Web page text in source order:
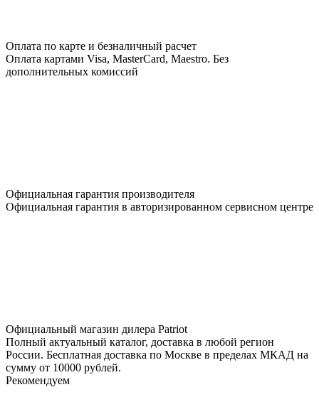
Оплата по карте и безналичный расчет
Оплата картами Visa, MasterCard, Maestro. Без
дополнительных комиссий
Официальная гарантия производителя
Официальная гарантия в авторизированном сервисном центре
Официальный магазин дилера Patriot
Полный актуальный каталог, доставка в любой регион
России. Бесплатная доставка по Москве в пределах МКАД на
сумму от 10000 рублей.
Рекомендуем